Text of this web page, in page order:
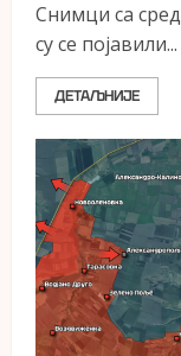
Снимци са
су се појавили...
ДЕТАЉНИЈЕ